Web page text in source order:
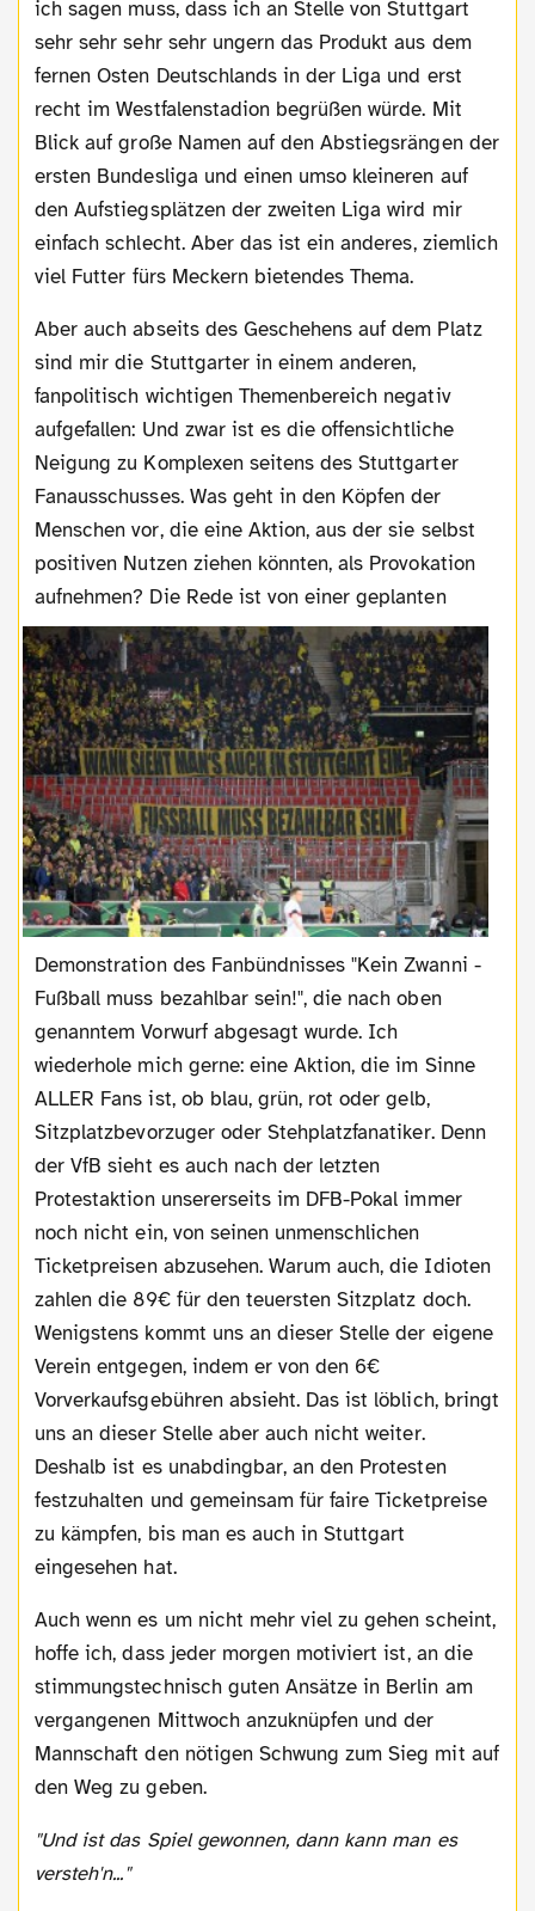
ich sagen muss, dass ich an Stelle von Stuttgart
sehr sehr sehr sehr ungern das Produkt aus dem
fernen Osten Deutschlands in der Liga und erst
recht im Westfalenstadion begrüßen würde. Mit
Blick auf große Namen auf den Abstiegsrängen der
ersten Bundesliga und einen umso kleineren auf
den Aufstiegsplätzen der zweiten Liga wird mir
einfach schlecht. Aber das ist ein anderes, ziemlich
viel Futter fürs Meckern bietendes Thema.
Aber auch abseits des Geschehens auf dem Platz
sind mir die Stuttgarter in einem anderen,
fanpolitisch wichtigen Themenbereich negativ
aufgefallen: Und zwar ist es die offensichtliche
Neigung zu Komplexen seitens des Stuttgarter
Fanausschusses. Was geht in den Köpfen der
Menschen vor, die eine Aktion, aus der sie selbst
positiven Nutzen ziehen könnten, als Provokation
aufnehmen? Die Rede ist von einer geplanten
Demonstration des Fanbündnisses "Kein Zwanni -
Fußball muss bezahlbar sein!", die nach oben
genanntem Vorwurf abgesagt wurde. Ich
wiederhole mich gerne: eine Aktion, die im Sinne
ALLER Fans ist, ob blau, grün, rot oder gelb,
Sitzplatzbevorzuger oder Stehplatzfanatiker. Denn
der VfB sieht es auch nach der letzten
Protestaktion unsererseits im DFB-Pokal immer
noch nicht ein, von seinen unmenschlichen
Ticketpreisen abzusehen. Warum auch, die Idioten
zahlen die 89€ für den teuersten Sitzplatz doch.
Wenigstens kommt uns an dieser Stelle der eigene
Verein entgegen, indem er von den 6€
Vorverkaufsgebühren absieht. Das ist löblich, bringt
uns an dieser Stelle aber auch nicht weiter.
Deshalb ist es unabdingbar, an den Protesten
festzuhalten und gemeinsam für faire Ticketpreise
zu kämpfen, bis man es auch in Stuttgart
eingesehen hat.
Auch wenn es um nicht mehr viel zu gehen scheint,
hoffe ich, dass jeder morgen motiviert ist, an die
stimmungstechnisch guten Ansätze in Berlin am
vergangenen Mittwoch anzuknüpfen und der
Mannschaft den nötigen Schwung zum Sieg mit auf
den Weg zu geben.
"Und ist das Spiel gewonnen, dann kann man es
versteh'n..."